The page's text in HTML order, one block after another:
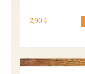
2,90 €